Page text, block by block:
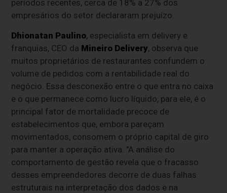
períodos recentes, cerca de 18% a 27% dos
empresários do setor declararam prejuízo.
Dhionatan Paulino, especialista em delivery e
franquias, CEO da Mineiro Delivery, observa que
muitos proprietários de restaurantes confundem o
volume de pedidos com a rentabilidade real do
negócio. Essa desconexão entre o que entra no caixa
e o que permanece como lucro líquido, para ele, é o
principal fator de mortalidade precoce de
estabelecimentos que, embora pareçam
movimentados, consomem o próprio capital de giro
para manter a operação ativa. "A análise do
comportamento de gestão revela que o fracasso
desses empreendedores decorre de duas falhas
estruturais na interpretação dos dados e na